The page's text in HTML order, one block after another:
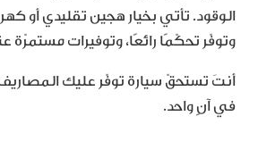
الوقود. تأتي بخيار هجين تقليدي أو
وتوفّر تحكّمًا رائعًا، وتوفيرات مستمرّة
أنتَ تستحقّ سيارة توفّر عليك
في آنٍ واحد.